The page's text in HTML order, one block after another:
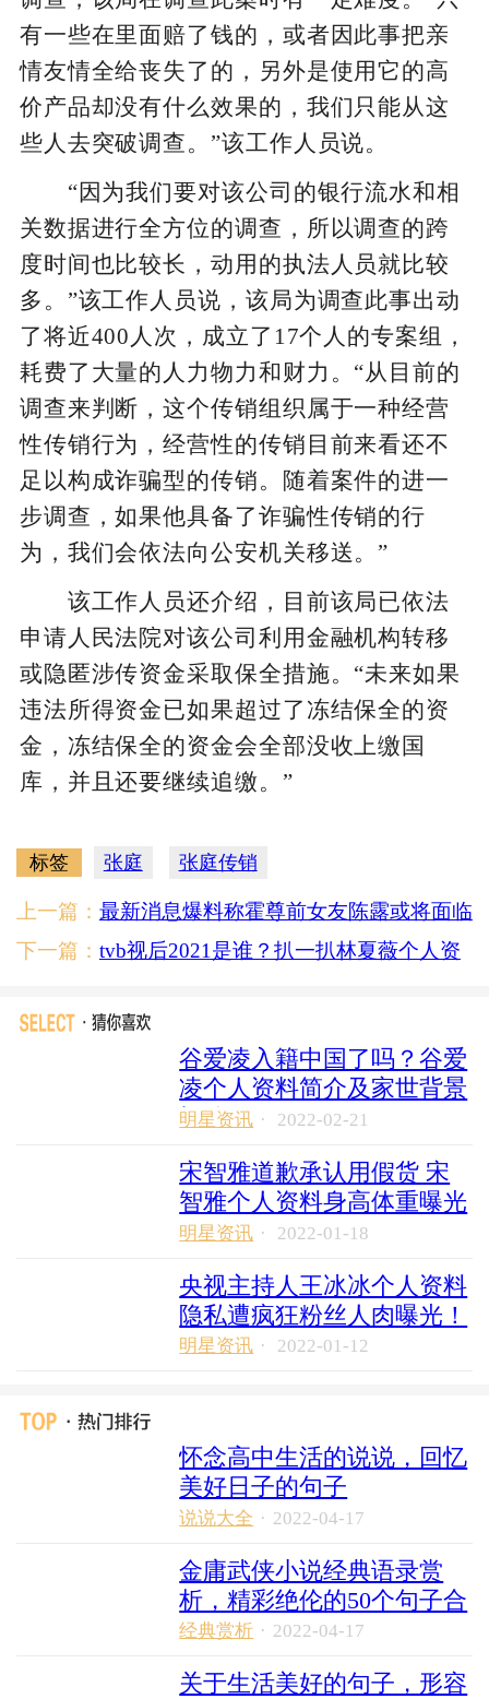
有一些在里面赔了钱的，或者因此事把亲
情友情全给丧失了的，另外是使用它的高
价产品却没有什么效果的，我们只能从这
些人去突破调查。”该工作人员说。
“因为我们要对该公司的银行流水和相
关数据进行全方位的调查，所以调查的跨
度时间也比较长，动用的执法人员就比较
多。”该工作人员说，该局为调查此事出动
了将近400人次，成立了17个人的专案组，
耗费了大量的人力物力和财力。“从目前的
调查来判断，这个传销组织属于一种经营
性传销行为，经营性的传销目前来看还不
足以构成诈骗型的传销。随着案件的进一
步调查，如果他具备了诈骗性传销的行
为，我们会依法向公安机关移送。”
该工作人员还介绍，目前该局已依法
申请人民法院对该公司利用金融机构转移
或隐匿涉传资金采取保全措施。“未来如果
违法所得资金已如果超过了冻结保全的资
金，冻结保全的资金会全部没收上缴国
库，并且还要继续追缴。”
标签 张庭 张庭传销
上一篇： 最新消息爆料称霍尊前女友陈露或将面临
10年以上刑期？
下一篇： tvb视后2021是谁？扒一扒林夏薇个人资
谷爱凌入籍中国了吗？谷爱
凌个人资料简介及家世背景
揭秘
明星资讯 · 2022-02-21
宋智雅道歉承认用假货 宋
智雅个人资料身高体重曝光
明星资讯 · 2022-01-18
央视主持人王冰冰个人资料
隐私遭疯狂粉丝人肉曝光！
明星资讯 · 2022-01-12
怀念高中生活的说说，回忆
美好日子的句子
说说大全 · 2022-04-17
金庸武侠小说经典语录赏
析，精彩绝伦的50个句子合
集
经典赏析 · 2022-04-17
关于生活美好的句子，形容